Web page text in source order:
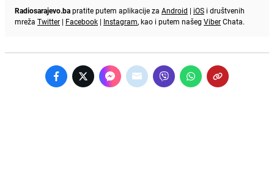
Radiosarajevo.bapratite putem aplikacije za Android | iOS i društvenih
mreža Twitter | Facebook | Instagram, kao i putem našeg ViberChata.